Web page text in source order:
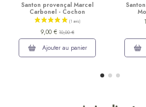
Santon provençal Marcel
Carbonel - Cochon
9,00 € 10,00 €
Ajouter au panier